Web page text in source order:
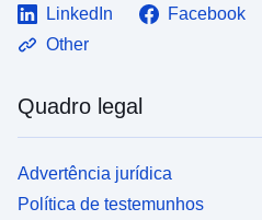
LinkedIn Facebook
Other
Quadro legal
Advertência jurídica
Política de testemunhos